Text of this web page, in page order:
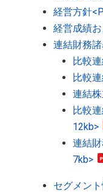
経営方針
経営成績
連結財務
比較
比較
連結
比較
12kb>
連結
7kb>
セグメン